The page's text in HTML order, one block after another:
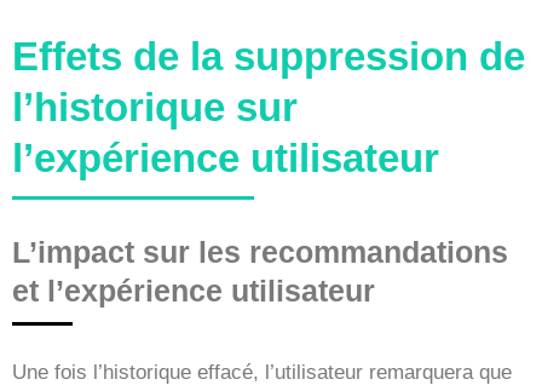
Effets de la suppression de
l’historique sur
l’expérience utilisateur
L’impact sur les recommandations
et l’expérience utilisateur
Une fois l’historique effacé, l’utilisateur remarquera que